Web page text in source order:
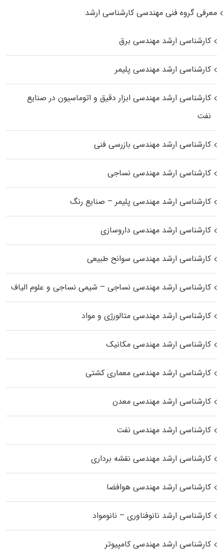
معرفی گروه فنی مهندسی کارشناسی ارشد
کارشناسی ارشد مهندسی برق
کارشناسی ارشد مهندسی پلیمر
کارشناسی ارشد مهندسی ابزار دقیق و اتوماسیون در صنایع
نفت
کارشناسی ارشد مهندسی بازرسی فنی
کارشناسی ارشد مهندسی نساجی
کارشناسی ارشد مهندسی پلیمر – صنایع رنگ
کارشناسی ارشد مهندسی داروسازی
کارشناسی ارشد مهندسی سوانح طبیعی
کارشناسی ارشد مهندسی نساجی – شیمی نساجی و علوم الیاف
کارشناسی ارشد مهندسی متالورژی و مواد
کارشناسی ارشد مهندسی مکانیک
کارشناسی ارشد مهندسی معماری کشتی
کارشناسی ارشد مهندسی معدن
کارشناسی ارشد مهندسی نفت
کارشناسی ارشد مهندسی نقشه برداری
کارشناسی ارشد مهندسی هوافضا
کارشناسی ارشد نانوفناوری – نانومواد
کارشناسی ارشد مهندسی کامپیوتر